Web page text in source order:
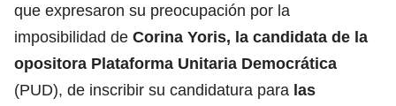
que expresaron su preocupación por la
imposibilidad de Corina Yoris, la candidata de la
opositora Plataforma Unitaria Democrática
(PUD), de inscribir su candidatura para las